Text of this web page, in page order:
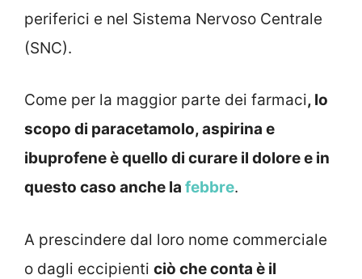
periferici e nel Sistema Nervoso Centrale
(SNC).
Come per la maggior parte dei farmaci, lo
scopo di paracetamolo, aspirina e
ibuprofene è quello di curare il dolore e in
questo caso anche la febbre.
A prescindere dal loro nome commerciale
o dagli eccipienti ciò che conta è il